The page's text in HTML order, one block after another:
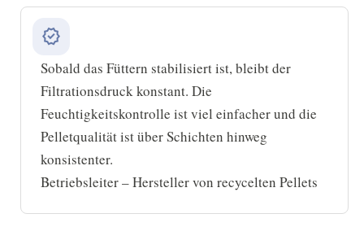
verified
Sobald das Füttern stabilisiert ist, bleibt der
Filtrationsdruck konstant. Die
Feuchtigkeitskontrolle ist viel einfacher und die
Pelletqualität ist über Schichten hinweg
konsistenter.
Betriebsleiter – Hersteller von recycelten Pellets